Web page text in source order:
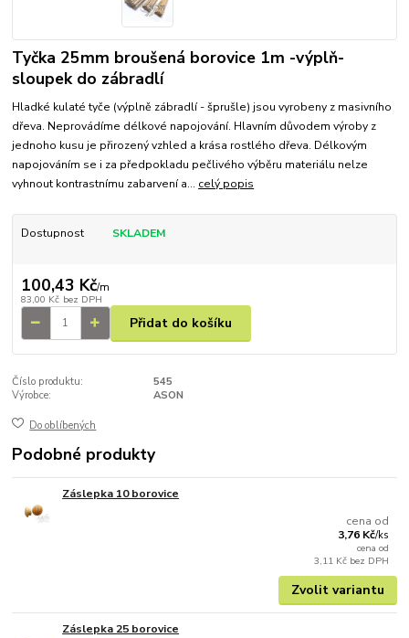
Tyčka 25mm broušená borovice 1m -výplň-
sloupek do zábradlí
Hladké kulaté tyče (výplně zábradlí - šprušle) jsou vyrobeny z masivního
dřeva. Neprovádíme délkové napojování. Hlavním důvodem výroby z
jednoho kusu je přirozený vzhled a krása rostlého dřeva. Délkovým
napojováním se i za předpokladu pečlivého výběru materiálu nelze
vyhnout kontrastnímu zabarvení a... celý popis
Dostupnost SKLADEM
100,43 Kč/m
83,00 Kč bez DPH
Přidat do košíku
Číslo produktu:
545
Výrobce:
ASON
Do oblíbených
Podobné produkty
Záslepka 10 borovice
cena od
3,76 Kč/ks
cena od
3,11 Kč bez DPH
Zvolit variantu
Záslepka 25 borovice